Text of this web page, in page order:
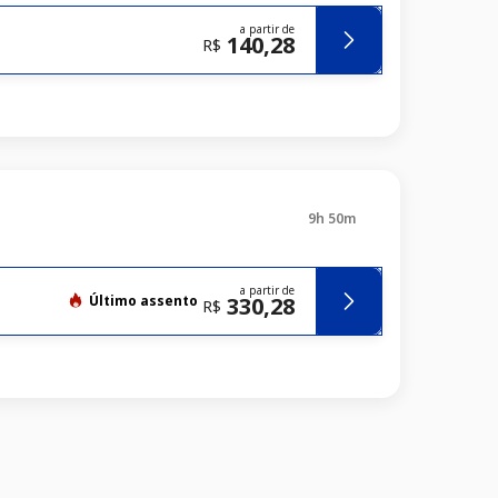
a partir de
R$ 140,28
9h 50m
Último assento
a partir de
R$ 330,28